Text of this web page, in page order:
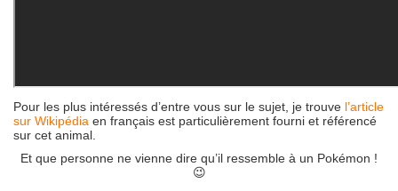
Pour les plus intéressés d’entre vous sur le sujet, je trouve l’article
sur Wikipédia en français est particulièrement fourni et référencé
sur cet animal.
Et que personne ne vienne dire qu’il ressemble à un Pokémon !
😉